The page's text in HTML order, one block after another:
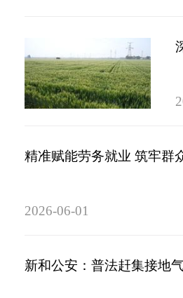
精准赋能劳务就业 筑牢群
2026-06-01
新和公安：普法赶集接地